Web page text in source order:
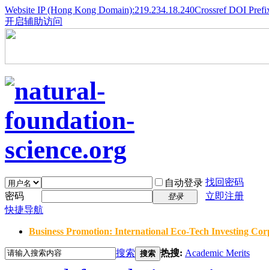
Website IP (Hong Kong Domain):219.234.18.240Crossref DOI
开启辅助访问
自动登录 找回密码
密码
登录
立即注册
快捷导航
Business Promotion: International Eco-Tech Investing
搜索 搜索 热搜: Academic Merits